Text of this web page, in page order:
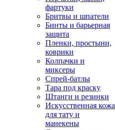
фартуки
Бритвы и шпатели
Бинты и барьерная
защита
Пленки, простыни,
коврики
Колпачки и
миксеры
Спрей-батлы
Тара под краску
Штанги и резинки
Искусственная кожа
для тату и
манекены